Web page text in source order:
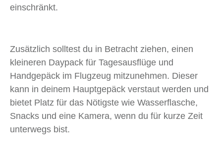
einschränkt.
Zusätzlich solltest du in Betracht ziehen, einen
kleineren Daypack für Tagesausflüge und
Handgepäck im Flugzeug mitzunehmen. Dieser
kann in deinem Hauptgepäck verstaut werden und
bietet Platz für das Nötigste wie Wasserflasche,
Snacks und eine Kamera, wenn du für kurze Zeit
unterwegs bist.